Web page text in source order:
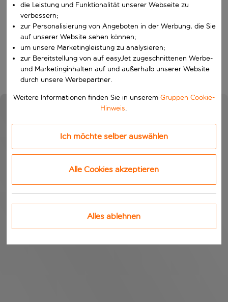
Wähle ein Ab- und Rückflugdatum aus.
Wer
Suchen
die Leistung und Funktionalität unserer Webseite zu
verbessern;
zur Personalisierung von Angeboten in der Werbung, die Sie
auf unserer Website sehen können;
um unsere Marketingleistung zu analysieren;
zur Bereitstellung von auf easyJet zugeschnittenen Werbe-
und Marketinginhalten auf und außerhalb unserer Website
durch unsere Werbepartner.
Weitere Informationen finden Sie in unserem Gruppen Cookie-
Hinweis.
Ich möchte selber auswählen
Alle Cookies akzeptieren
Alles ablehnen